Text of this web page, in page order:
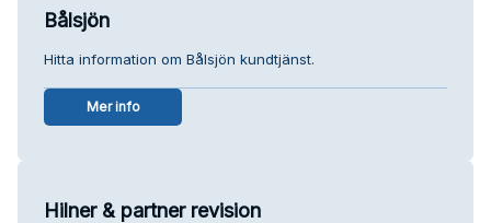
Bålsjön
Hitta information om Bålsjön kundtjänst.
Mer info
Hilner & partner revision